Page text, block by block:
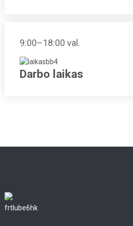
9:00–18:00 val.
Darbo laikas